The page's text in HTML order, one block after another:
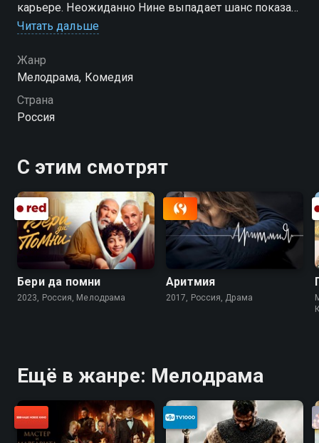
карьере. Неожиданно Нине выпадает шанс показать
себя на предстоящем архитектурном конкурсе. Но
строптивой девочки
Читать дальше
Жанр
Мелодрама, Комедия
Страна
Россия
С этим смотрят
Бери да помни
2023, Россия, Мелодрама
Аритмия
2017, Россия, Драма
Ещё в жанре: Мелодрама